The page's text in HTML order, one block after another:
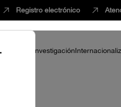
Registro electrónico
Investigación